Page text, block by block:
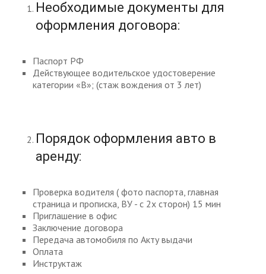
Необходимые документы для
оформления договора:
Паспорт РФ
Действующее водительское удостоверение
категории «В»; (стаж вождения от 3 лет)
Порядок оформления авто в
аренду:
Проверка водителя ( фото паспорта, главная
страница и прописка, ВУ - с 2х сторон) 15 мин
Приглашение в офис
Заключение договора
Передача автомобиля по Акту выдачи
Оплата
Инструктаж